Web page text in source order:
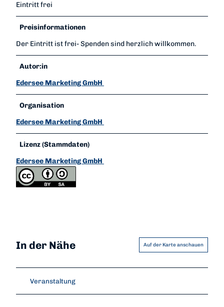
Eintritt frei
Preisinformationen
Der Eintritt ist frei- Spenden sind herzlich willkommen.
Autor:in
Edersee Marketing GmbH
Organisation
Edersee Marketing GmbH
Lizenz (Stammdaten)
Edersee Marketing GmbH
In der Nähe Auf der Karte anschauen
Veranstaltung